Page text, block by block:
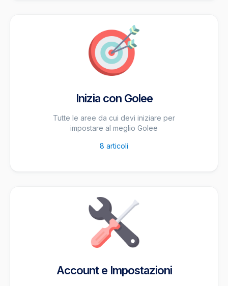
Inizia con Golee
Tutte le aree da cui devi iniziare per
impostare al meglio Golee
8 articoli
Account e Impostazioni